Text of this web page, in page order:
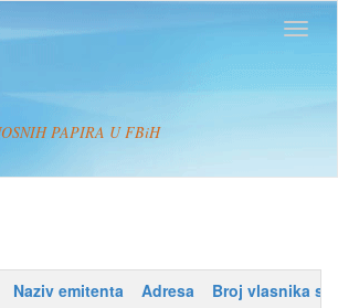
PAPIRA U FBiH
Naziv emitenta Adresa Broj vlasnika sa